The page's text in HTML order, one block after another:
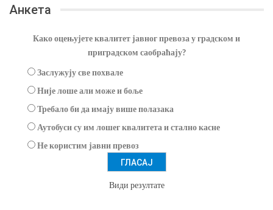
Анкета
Како оцењујете квалитет јавног превоза у градском и
приградском саобраћају?
Заслужују све похвале
Није лоше али може и боље
Требало би да имају више полазака
Аутобуси су им лошег квалитета и стално касне
Не користим јавни превоз
Види резултате